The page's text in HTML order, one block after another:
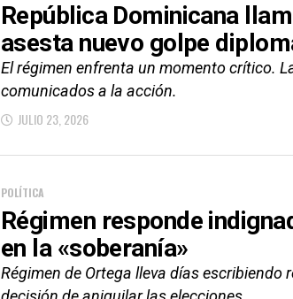
República Dominicana
asesta nuevo golpe
El régimen enfrenta un momento crítico.
comunicados a la acción.
JULIO 23, 2026
POLÍTICA
Régimen responde
en la «soberanía»
Régimen de Ortega lleva días